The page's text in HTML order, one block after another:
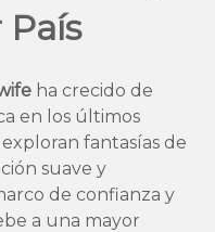
ha crecido de
en los últimos
fantasías de
suave y
de confianza y
a una mayor